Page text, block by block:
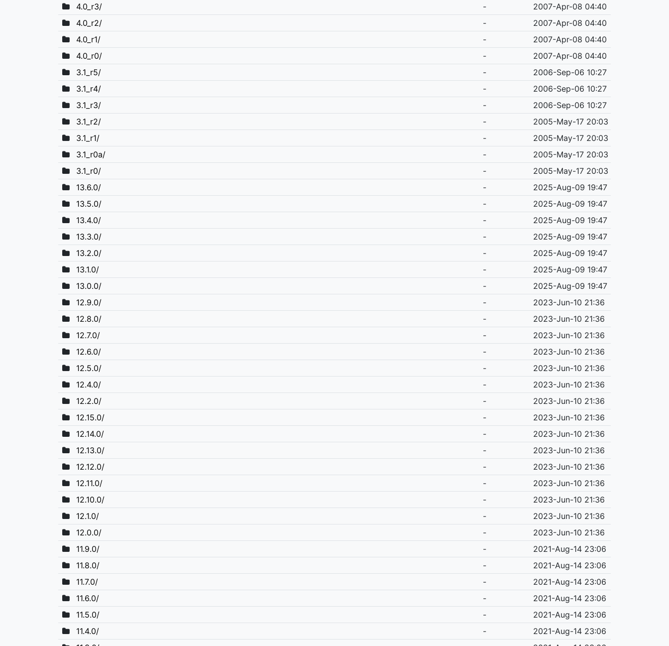
4.0_r3/
-
2007-Apr-08 04:40
4.0_r2/
-
2007-Apr-08 04:40
4.0_r1/
-
2007-Apr-08 04:40
4.0_r0/
-
2007-Apr-08 04:40
3.1_r5/
-
2006-Sep-06 10:27
3.1_r4/
-
2006-Sep-06 10:27
3.1_r3/
-
2006-Sep-06 10:27
3.1_r2/
-
2005-May-17 20:03
3.1_r1/
-
2005-May-17 20:03
3.1_r0a/
-
2005-May-17 20:03
3.1_r0/
-
2005-May-17 20:03
13.6.0/
-
2025-Aug-09 19:47
13.5.0/
-
2025-Aug-09 19:47
13.4.0/
-
2025-Aug-09 19:47
13.3.0/
-
2025-Aug-09 19:47
13.2.0/
-
2025-Aug-09 19:47
13.1.0/
-
2025-Aug-09 19:47
13.0.0/
-
2025-Aug-09 19:47
12.9.0/
-
2023-Jun-10 21:36
12.8.0/
-
2023-Jun-10 21:36
12.7.0/
-
2023-Jun-10 21:36
12.6.0/
-
2023-Jun-10 21:36
12.5.0/
-
2023-Jun-10 21:36
12.4.0/
-
2023-Jun-10 21:36
12.2.0/
-
2023-Jun-10 21:36
12.15.0/
-
2023-Jun-10 21:36
12.14.0/
-
2023-Jun-10 21:36
12.13.0/
-
2023-Jun-10 21:36
12.12.0/
-
2023-Jun-10 21:36
12.11.0/
-
2023-Jun-10 21:36
12.10.0/
-
2023-Jun-10 21:36
12.1.0/
-
2023-Jun-10 21:36
12.0.0/
-
2023-Jun-10 21:36
11.9.0/
-
2021-Aug-14 23:06
11.8.0/
-
2021-Aug-14 23:06
11.7.0/
-
2021-Aug-14 23:06
11.6.0/
-
2021-Aug-14 23:06
11.5.0/
-
2021-Aug-14 23:06
11.4.0/
-
2021-Aug-14 23:06